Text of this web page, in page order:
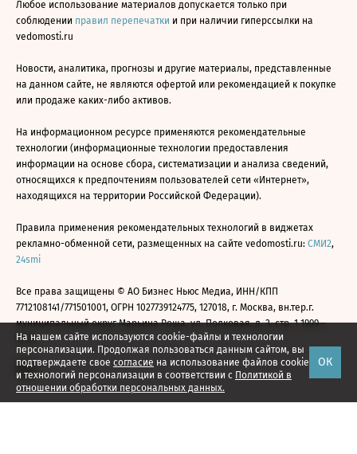
На нашем сайте используются cookie-файлы и технологии
персонализации. Продолжая пользоваться данным сайтом, вы
подтверждаете свое согласие на использование файлов cookie
и технологий персонализации в соответствии с Политикой в
отношении обработки персональных данных.
ОК
Любое использование материалов допускается только при
соблюдении правил перепечатки и при наличии гиперссылки на
vedomosti.ru
Новости, аналитика, прогнозы и другие материалы, представленные
на данном сайте, не являются офертой или рекомендацией к покупке
или продаже каких-либо активов.
На информационном ресурсе применяются рекомендательные
технологии (информационные технологии предоставления
информации на основе сбора, систематизации и анализа сведений,
относящихся к предпочтениям пользователей сети «Интернет»,
находящихся на территории Российской Федерации).
Правила применения рекомендательных технологий в виджетах
рекламно-обменной сети, размещенных на сайте vedomosti.ru: СМИ2,
24smi
Все права защищены © АО Бизнес Ньюс Медиа, ИНН/КПП
7712108141/771501001, ОГРН 1027739124775, 127018, г. Москва, вн.тер.г.
муниципальный округ Марьина Роща, ул. Полковая, д. 3, стр. 1 1999—
2026